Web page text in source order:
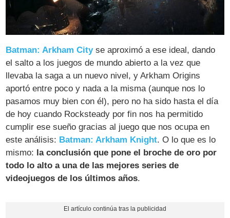
Batman: Arkham Cityse aproximó a ese ideal, dando
el salto a los juegos de mundo abierto a la vez que
llevaba la saga a un nuevo nivel, y Arkham Origins
aportó entre poco y nada a la misma (aunque nos lo
pasamos muy bien con él), pero no ha sido hasta el día
de hoy cuando Rocksteady por fin nos ha permitido
cumplir ese sueño gracias al juego que nos ocupa en
este análisis: Batman: Arkham Knight. O lo que es lo
mismo: la conclusión que pone el broche de oro por
todo lo alto a una de las mejores series de
videojuegos de los últimos años.